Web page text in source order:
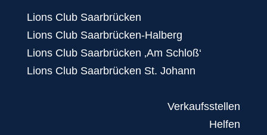
Lions Club Saarbrücken
Lions Club Saarbrücken-Halberg
Lions Club Saarbrücken ‚Am Schloß‘
Lions Club Saarbrücken St. Johann
Verkaufsstellen
Helfen